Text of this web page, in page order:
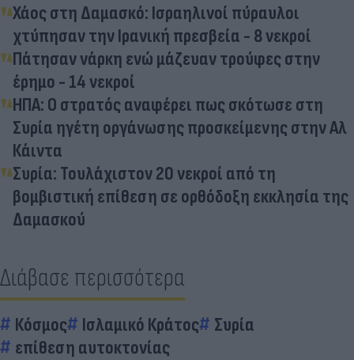
Χάος στη Δαμασκό: Ισραηλινοί πύραυλοι
χτύπησαν την Ιρανική πρεσβεία - 8 νεκροί
Πάτησαν νάρκη ενώ μάζευαν τρούφες στην
έρημο - 14 νεκροί
ΗΠΑ: Ο στρατός αναφέρει πως σκότωσε στη
Συρία ηγέτη οργάνωσης προσκείμενης στην Αλ
Κάιντα
Συρία: Τουλάχιστον 20 νεκροί από τη
βομβιστική επίθεση σε ορθόδοξη εκκλησία της
Δαμασκού
Διάβασε περισσότερα
Κόσμος Ισλαμικό Κράτος
Συρία
επίθεση αυτοκτονίας